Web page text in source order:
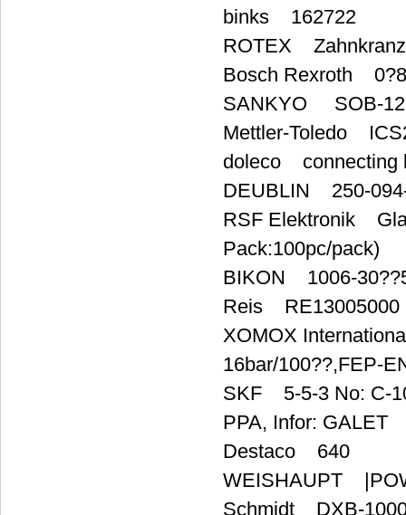
binks 162722
ROTEX Zahnkranz
Bosch Rexroth
SANKYO SOB-
Mettler-Toledo
doleco connecting
DEUBLIN 250-
RSF Elektronik
Pack:100pc/pack)
BIKON 1006-
Reis RE13005000
XOMOX
16bar/100??,FEP-
SKF 5-5-3 No: C-
PPA, Infor: GALET
Destaco 640
WEISHAUPT
Schmidt DXB-